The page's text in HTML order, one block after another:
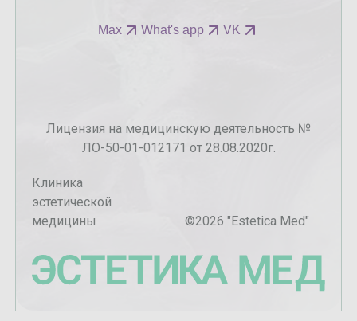
Max What's app VK
Клиника
эстетической
медицины
Лицензия на медицинскую деятельность №
ЛО-50-01-012171 от 28.08.2020г.
©2026 "Estetica Med"